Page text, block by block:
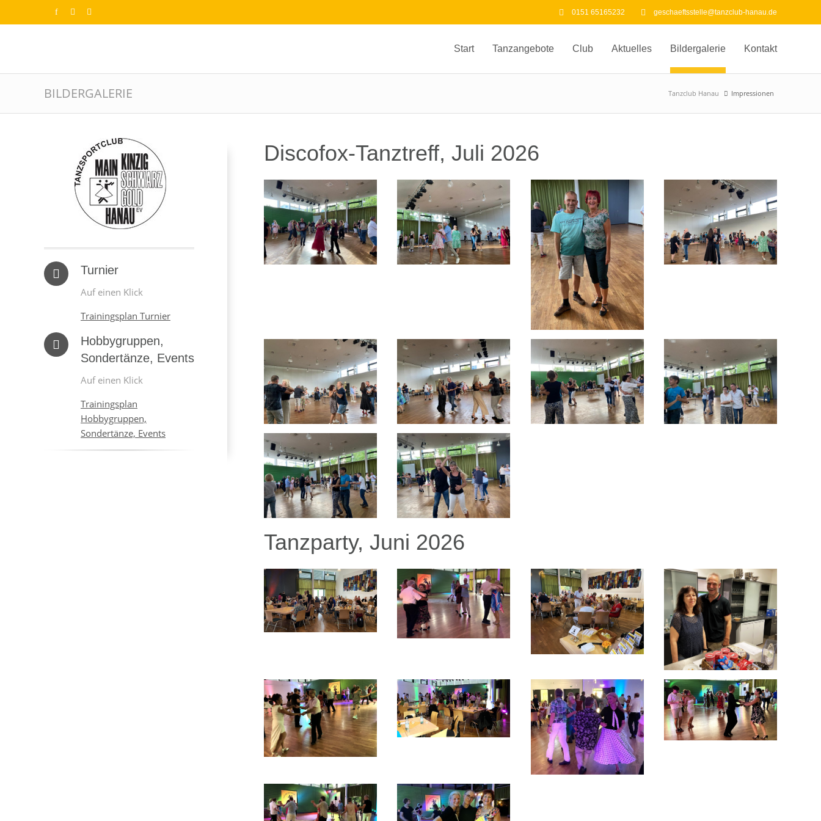
0151 65165232 geschaeftsstelle@tanzclub-hanau.de
Start Tanzangebote Club Aktuelles Bildergalerie Kontakt
Tanzclub Hanau Impressionen
BILDERGALERIE
Turnier
Auf einen Klick
Trainingsplan Turnier
Hobbygruppen,
Sondertänze, Events
Auf einen Klick
Trainingsplan
Hobbygruppen,
Sondertänze, Events
Discofox-Tanztreff, Juli 2026
Tanzparty, Juni 2026